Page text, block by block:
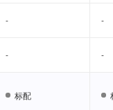
- -
- -
标配
- -
- -
标配